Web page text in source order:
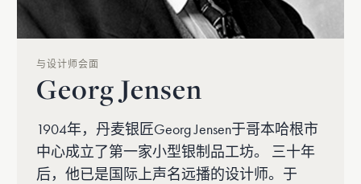
与设计师会面
Georg Jensen
1904年，丹麦银匠Georg Jensen于哥本哈根市
中心成立了第一家小型银制品工坊。 三十年
后，他已是国际上声名远播的设计师。于